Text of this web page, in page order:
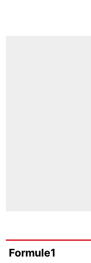
Formule1